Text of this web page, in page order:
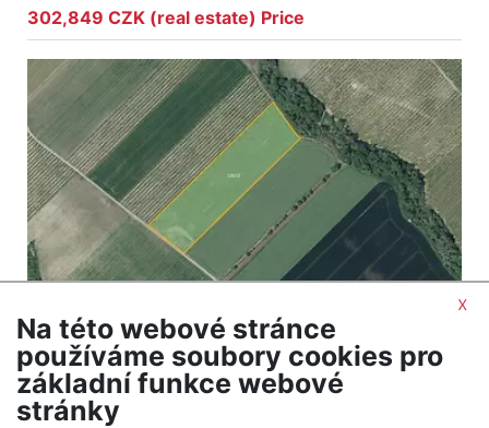
302,849 CZK (real estate) Price
Land for sale / field / 21043 m2
Želkovice
946,935 CZK (real estate) Price
x
Na této webové stránce
používáme soubory cookies pro
základní funkce webové
stránky